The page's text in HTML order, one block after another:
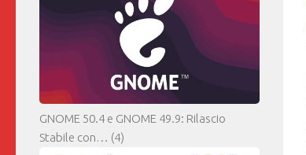
GNOME 50.4 e GNOME 49.9: Rilascio
Stabile con… (4)